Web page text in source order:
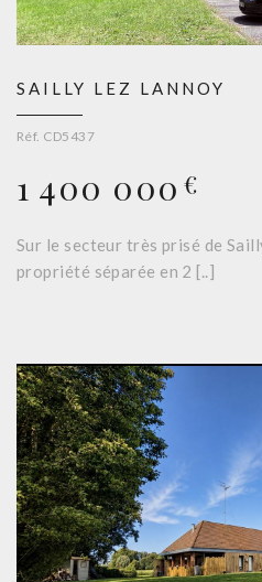
SAILLY LEZ LANNOY
Réf. CD5437
1 400 000 €
Sur le secteur très prisé de
propriété séparée en 2 [..]